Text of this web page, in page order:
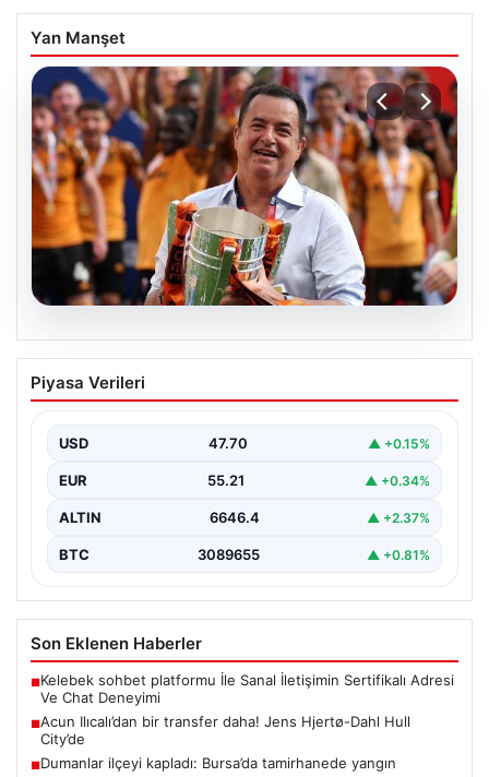
Yan Manşet
07.08.2026
Acun Ilıcalı’dan bir transfer daha! Jens
Hjertø-Dahl Hull City’de
Piyasa Verileri
USD 47.70 ▲ +0.15%
EUR 55.21 ▲ +0.34%
ALTIN 6646.4 ▲ +2.37%
BTC 3089655 ▲ +0.81%
Son Eklenen Haberler
■Kelebek sohbet platformu İle Sanal İletişimin Sertifikalı Adresi
Ve Chat Deneyimi
■Acun Ilıcalı’dan bir transfer daha! Jens Hjertø-Dahl Hull
City’de
■Dumanlar ilçeyi kapladı: Bursa’da tamirhanede yangın